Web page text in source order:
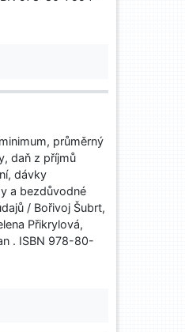
průměrný
daň z příjmů
dávky
a bezdůvodné
/ Bořivoj Šubrt,
Přikrylová,
. ISBN 978-80-